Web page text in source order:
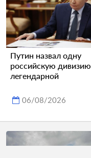
Путин назвал одну
российскую дивизию
легендарной
06/08/2026